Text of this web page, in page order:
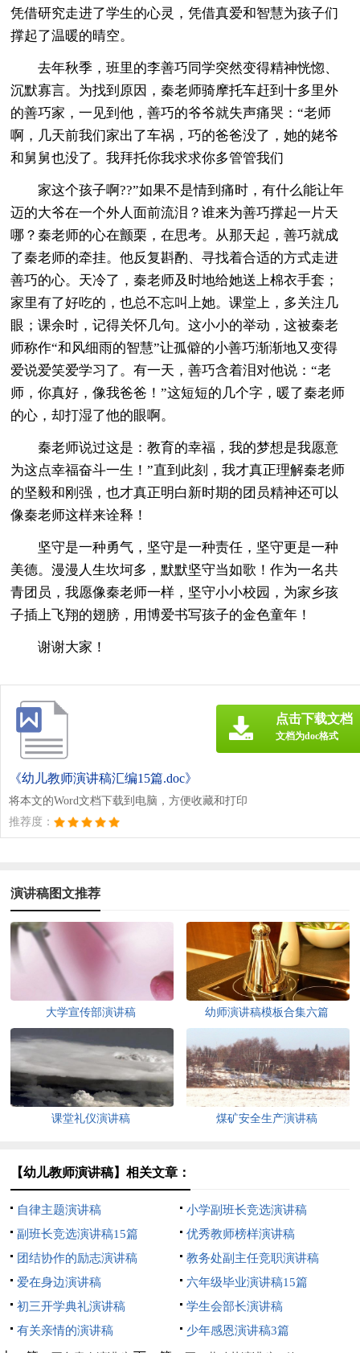
凭借研究走进了学生的心灵，凭借真爱和智慧为孩子们
撑起了温暖的晴空。
去年秋季，班里的李善巧同学突然变得精神恍惚、
沉默寡言。为找到原因，秦老师骑摩托车赶到十多里外
的善巧家，一见到他，善巧的爷爷就失声痛哭：“老师
啊，几天前我们家出了车祸，巧的爸爸没了，她的姥爷
和舅舅也没了。我拜托你我求求你多管管我们
家这个孩子啊??”如果不是情到痛时，有什么能让年
迈的大爷在一个外人面前流泪？谁来为善巧撑起一片天
哪？秦老师的心在颤栗，在思考。从那天起，善巧就成
了秦老师的牵挂。他反复斟酌、寻找着合适的方式走进
善巧的心。天冷了，秦老师及时地给她送上棉衣手套；
家里有了好吃的，也总不忘叫上她。课堂上，多关注几
眼；课余时，记得关怀几句。这小小的举动，这被秦老
师称作“和风细雨的智慧”让孤僻的小善巧渐渐地又变得
爱说爱笑爱学习了。有一天，善巧含着泪对他说：“老
师，你真好，像我爸爸！”这短短的几个字，暖了秦老师
的心，却打湿了他的眼啊。
秦老师说过这是：教育的幸福，我的梦想是我愿意
为这点幸福奋斗一生！”直到此刻，我才真正理解秦老师
的坚毅和刚强，也才真正明白新时期的团员精神还可以
像秦老师这样来诠释！
坚守是一种勇气，坚守是一种责任，坚守更是一种
美德。漫漫人生坎坷多，默默坚守当如歌！作为一名共
青团员，我愿像秦老师一样，坚守小小校园，为家乡孩
子插上飞翔的翅膀，用博爱书写孩子的金色童年！
谢谢大家！
《幼儿教师演讲稿汇编15篇.doc》
将本文的Word文档下载到电脑，方便收藏和打印
推荐度：
点击下载文档
文档为doc格式
演讲稿图文推荐
大学宣传部演讲稿 幼师演讲稿模板合集六篇
课堂礼仪演讲稿 煤矿安全生产演讲稿
【幼儿教师演讲稿】相关文章：
自律主题演讲稿
小学副班长竞选演讲稿
副班长竞选演讲稿15篇
优秀教师榜样演讲稿
团结协作的励志演讲稿
教务处副主任竞职演讲稿
爱在身边演讲稿
六年级毕业演讲稿15篇
初三开学典礼演讲稿
学生会部长演讲稿
有关亲情的演讲稿
少年感恩演讲稿3篇